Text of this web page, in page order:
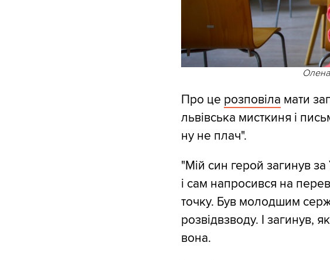
Про це розповіла мати
львівська мисткиня і
ну не плач".
"Мій син герой загинув
і сам напросився на
точку. Був молодшим
розвідвзводу. І загинув,
вона.